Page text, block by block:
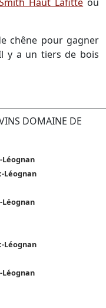
chêne pour gagner
y a un tiers de bois
DOMAINE DE
Léognan
Léognan
Léognan
Léognan
Léognan